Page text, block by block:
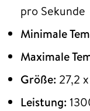
pro Sekunde
Minimale
Maximale
Größe: 27,2
Leistung: